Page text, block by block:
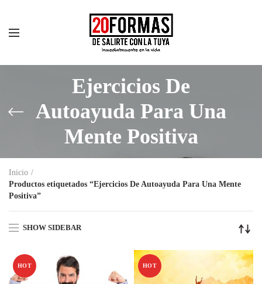
Ejercicios De
Autoayuda Para Una
Mente Positiva
Inicio
Productos etiquetados “Ejercicios De Autoayuda Para Una Mente
Positiva”
SHOW SIDEBAR
HOT HOT